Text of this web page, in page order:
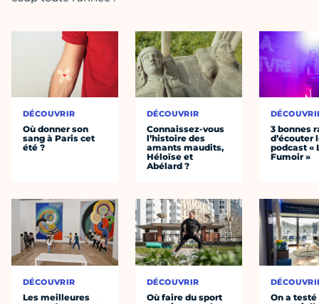
DÉCOUVRIR
Où donner son
sang à Paris cet
été ?
DÉCOUVRIR
Les meilleures
DÉCOUVRIR
Connaissez-vous
l’histoire des
amants maudits,
Héloïse et
Abélard ?
DÉCOUVRIR
Où faire du sport
3 bonnes
d’écouter
podcast «
Fumoir »
On a